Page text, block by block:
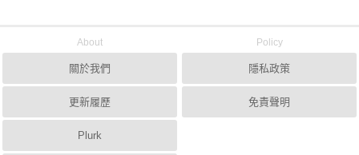
About
關於我們
更新履歷
Plurk
Policy
隱私政策
免責聲明